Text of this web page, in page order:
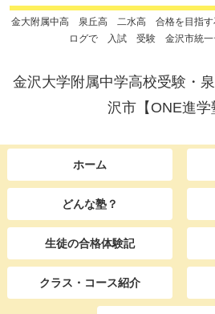
金大附属中高 泉丘高 二水高 合格を目指す
ログで 入試 受験 金沢市統一
金沢大学附属中学高校受験・
沢市【ONE進学
ホーム
どんな塾？
生徒の合格体験記
クラス・コース紹介